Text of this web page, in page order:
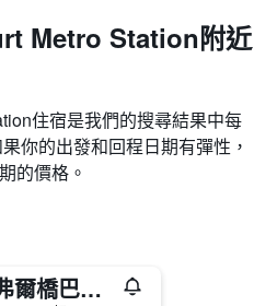
Metro Station附近
住宿是我們的搜尋結果中每
你的出發和回程日期有彈性，
的價格。
塞弗爾橋巴黎諾富特酒店